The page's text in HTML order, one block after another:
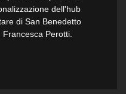
dell'hub
di San Benedetto
Perotti.